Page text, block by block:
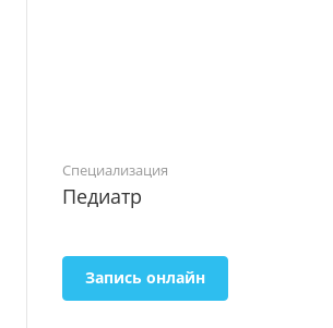
Специализация
Педиатр
Запись онлайн